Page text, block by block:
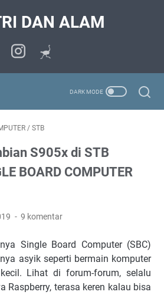
DAN ALAM
/ STB
S905x di STB
BOARD COMPUTER
9 komentar
Single Board Computer (SBC)
asyik seperti bermain komputer
Lihat di forum-forum, selalu
Raspberry, terasa keren kalau bisa